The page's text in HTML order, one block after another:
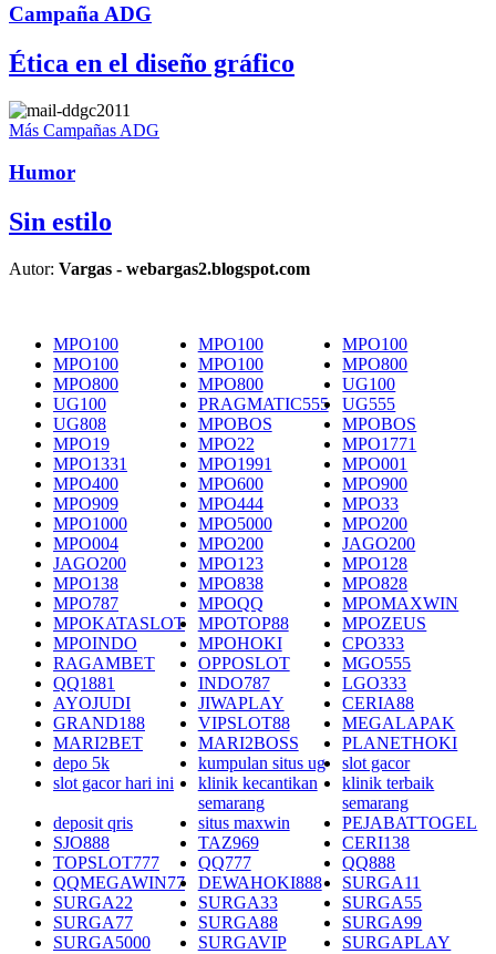
Campaña ADG
Ética en el diseño gráfico
Más Campañas ADG
Humor
Sin estilo
Autor: Vargas - webargas2.blogspot.com
MPO100 MPO100
MPO100
MPO100
MPO100
MPO800
MPO800
MPO800
UG100
UG100
PRAGMATIC555
UG555
UG808
MPOBOS
MPOBOS
MPO19
MPO22
MPO1771
MPO1331
MPO1991
MPO001
MPO400
MPO600
MPO900
MPO909
MPO444
MPO33
MPO1000
MPO5000
MPO200
MPO004
MPO200
JAGO200
JAGO200
MPO123
MPO128
MPO138
MPO838
MPO828
MPO787
MPOQQ
MPOMAXWIN
MPOKATASLOT
MPOTOP88
MPOZEUS
MPOINDO
MPOHOKI
CPO333
RAGAMBET
OPPOSLOT
MGO555
QQ1881
INDO787
LGO333
AYOJUDI
JIWAPLAY
CERIA88
GRAND188
VIPSLOT88
MEGALAPAK
MARI2BET
MARI2BOSS
PLANETHOKI
depo 5k
kumpulan situs ug
slot gacor
slot gacor hari ini
klinik kecantikan
semarang
klinik terbaik
semarang
deposit qris
situs maxwin
PEJABATTOGEL
SJO888
TAZ969
CERI138
TOPSLOT777
QQ777
QQ888
QQMEGAWIN77
DEWAHOKI888
SURGA11
SURGA22
SURGA33
SURGA55
SURGA77
SURGA88
SURGA99
SURGA5000
SURGAVIP
SURGAPLAY